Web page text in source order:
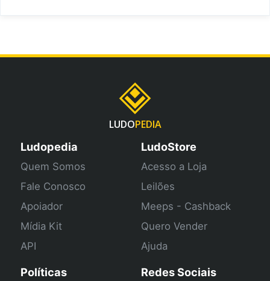
LUDOPEDIA
Ludopedia
Quem Somos
Fale Conosco
Apoiador
Mídia Kit
API
LudoStore
Acesso a Loja
Leilões
Meeps - Cashback
Quero Vender
Ajuda
Políticas Redes Sociais